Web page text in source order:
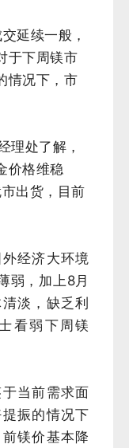
延续一般，
于下周镁市
情况下，市
理处了解，
价格维稳
出货，目前
经济大环境
弱，加上8月
淡，缺乏利
看弱下周镁
当前需求面
振的情况下
镁价基本降